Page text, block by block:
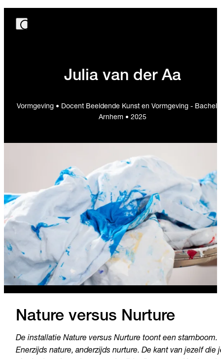
Julia van der Aa
Vormgeving • Docent Beeldende Kunst en Vormgeving -
Arnhem • 2025
Nature versus Nurture
De installatie Nature versus Nurture toont een stamboom.
Enerzijds nature, anderzijds nurture. De kant van jezelf die